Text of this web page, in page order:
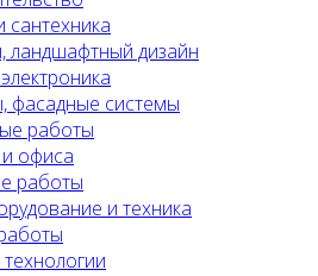
сантехника
ландшафтный дизайн
фасадные системы
работы
офиса
работы
и техника